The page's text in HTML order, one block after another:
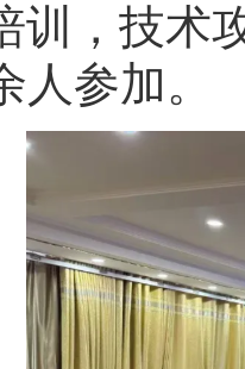
训，技术
人参加。